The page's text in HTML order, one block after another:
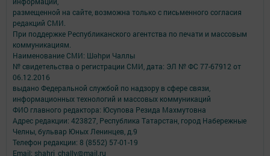
размещенной на сайте, возможна только с письменного согласия
редакций СМИ.
При поддержке Республиканского агентства по печати и массовым
коммуникациям.
Наименование СМИ: Шəhри Чаллы
№ свидетельства о регистрации СМИ, дата: ЭЛ № ФС 77-67912 от
06.12.2016
выдано Федеральной службой по надзору в сфере связи,
информационных технологий и массовых коммуникаций
ФИО главного редактора: Юсупова Резида Махмутовна
Адрес редакции: 423827, Республика Татарстан, город Набережные
Челны, бульвар Юных Ленинцев, д.9
Телефон редакции: 8 (8552) 57-01-19
Email: shahri_chally@mail.ru